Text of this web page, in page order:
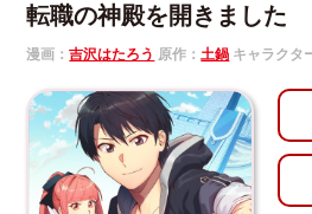
転職の神殿を開きました
漫画：吉沢はたろう 原作：土鍋 キャラクタ